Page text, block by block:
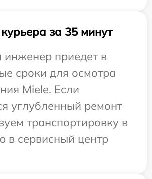
за 35 минут
инженер приедет в
сроки для осмотра
Miele. Если
углубленный ремонт
транспортировку в
в сервисный центр